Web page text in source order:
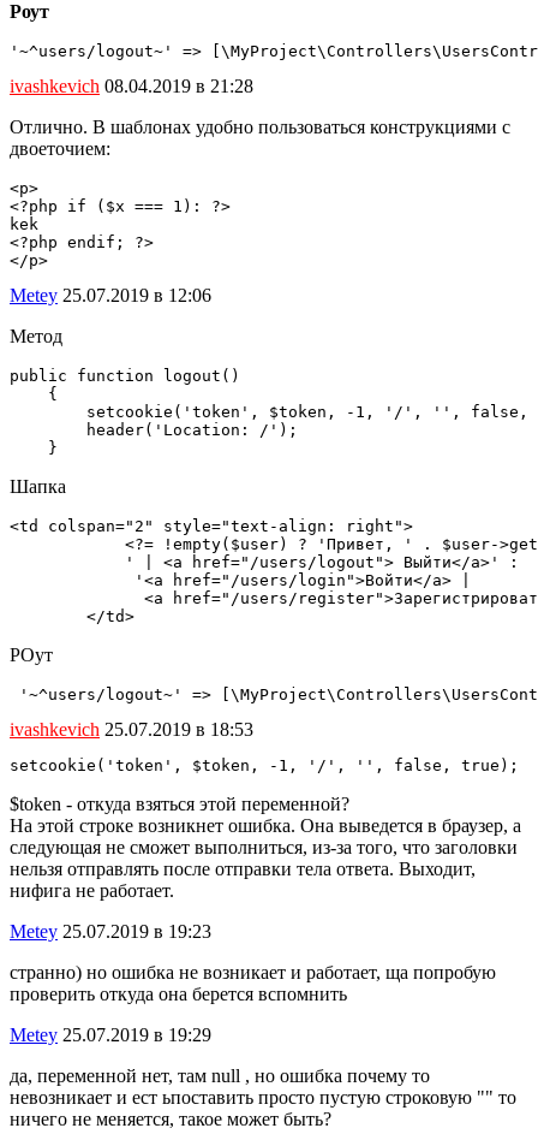
Роут
'~^users/logout~' =>
ivashkevich 08.04.2019 в 21:28
Отлично. В шаблонах удобно пользоваться конструкциями с
двоеточием:
<p>
<?php if ($x === 1): ?>
kek
<?php endif; ?>
</p>
Metey 25.07.2019 в 12:06
Метод
public function logout()
    {
setcookie('token', $token, -1, '/', '', false,
        header('Location: /');
Шапка
<td colspan="2" style="text-align: right">
<?= !empty($user) ? 'Привет, ' . $user-
            ' | <a href="/users/logout"> Выйти</a>' :
             '<a href="/users/login">Войти</a> |
<a href="/users/
        </td>
РОут
ivashkevich 25.07.2019 в 18:53
setcookie('token', $token, -1, '/', '', false, true);
$token - откуда взяться этой переменной?
На этой строке возникнет ошибка. Она выведется в браузер, а
следующая не сможет выполниться, из-за того, что заголовки
нельзя отправлять после отправки тела ответа. Выходит,
нифига не работает.
Metey 25.07.2019 в 19:23
странно) но ошибка не возникает и работает, ща попробую
проверить откуда она берется вспомнить
Metey 25.07.2019 в 19:29
да, переменной нет, там null , но ошибка почему то
невозникает и ест ьпоставить просто пустую строковую "" то
ничего не меняется, такое может быть?